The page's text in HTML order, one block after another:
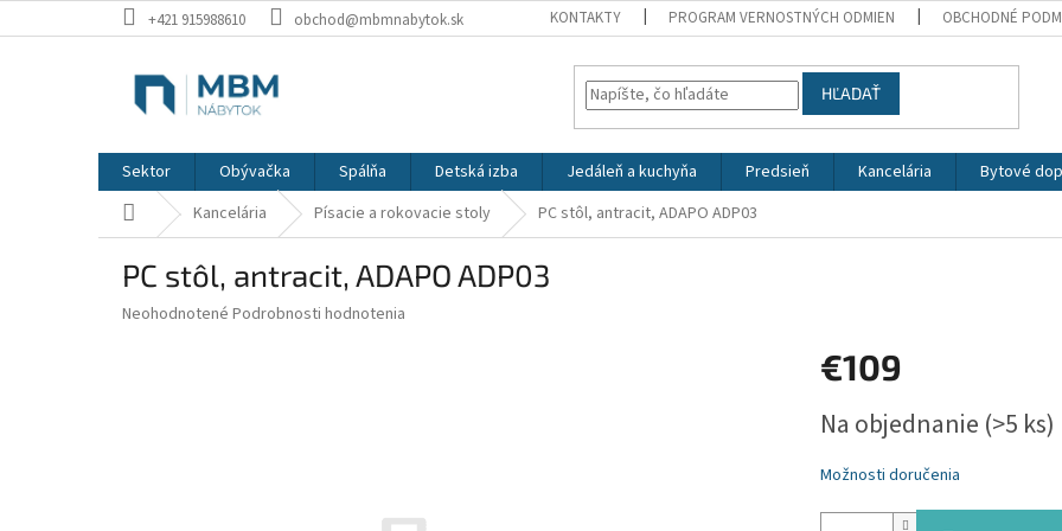
na
+421 915988610 obchod@mbmnabytok.sk KONTAKTY PROGRAM VERNOSTNÝCH ODMIEN OBCHODNÉ
HĽADAŤ
Sektor Obývačka Spálňa Detská izba Jedáleň a kuchyňa Predsieň Kancelária Bytové
DomovKancelária Písacie a rokovacie stoly PC stôl, antracit, ADAPO ADP03
PC stôl, antracit, ADAPO ADP03
Priemerné
Neohodnotené Podrobnosti hodnotenia
€109
cena:
Na objednanie (>5 ks)
Možnosti doručenia